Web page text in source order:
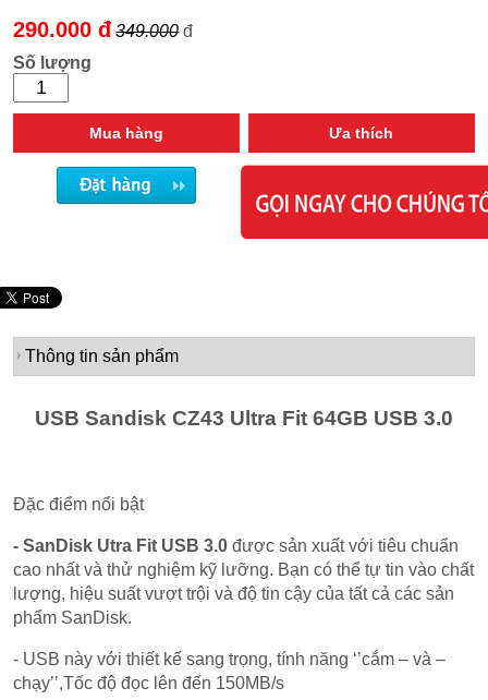
290.000 đ 349.000đ
Số lượng
Mua hàng Ưa thích
Thông tin sản phẩm
USB Sandisk CZ43 Ultra Fit 64GB USB 3.0
Đặc điểm nổi bật
- SanDisk Utra Fit USB 3.0 được sản xuất với tiêu chuẩn
cao nhất và thử nghiệm kỹ lưỡng. Bạn có thể tự tin vào chất
lượng, hiệu suất vượt trội và độ tin cậy của tất cả các sản
phẩm SanDisk.
- USB này với thiết kế sang trọng, tính năng ‘’cắm – và –
chạy’’,Tốc độ đọc lên đến 150MB/s